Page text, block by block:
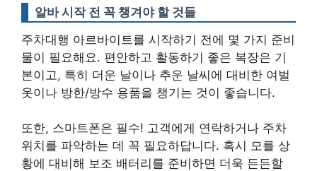
알바 시작 전 꼭 챙겨야 할 것들
주차대행 아르바이트를 시작하기 전에 몇 가지 준비
물이 필요해요. 편안하고 활동하기 좋은 복장은 기
본이고, 특히 더운 날이나 추운 날씨에 대비한 여벌
옷이나 방한/방수 용품을 챙기는 것이 좋습니다.
또한, 스마트폰은 필수! 고객에게 연락하거나 주차
위치를 파악하는 데 꼭 필요하답니다. 혹시 모를 상
황에 대비해 보조 배터리를 준비하면 더욱 든든할